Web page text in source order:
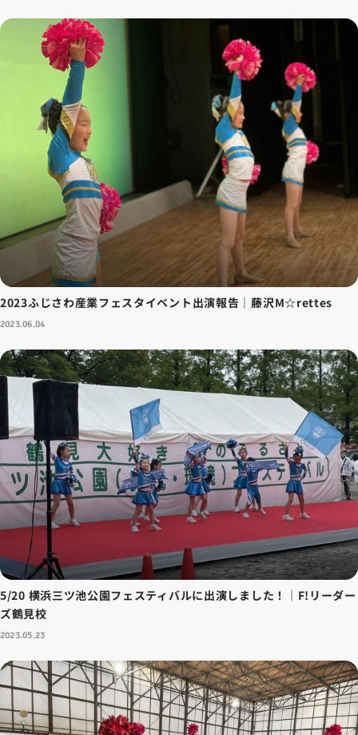
2023ふじさわ産業フェスタイベント出演報告｜藤沢M☆rettes
2023.06.04
5/20 横浜三ツ池公園フェスティバルに出演しました！｜F!リーダー
ズ鶴見校
2023.05.23